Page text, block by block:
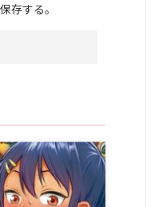
存する。